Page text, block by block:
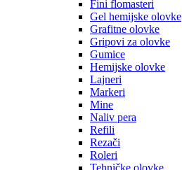
Fini flomasteri
Gel hemijske olovke
Grafitne olovke
Gripovi za olovke
Gumice
Hemijske olovke
Lajneri
Markeri
Mine
Naliv pera
Refili
Rezači
Roleri
Tehničke olovke